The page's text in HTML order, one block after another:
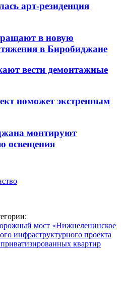
арт-резиденция
в новую
в Биробиджане
вести демонтажные
поможет экстренным
монтируют
освещения
мост «Нижнеленинское
инфраструктурного проекта
квартир